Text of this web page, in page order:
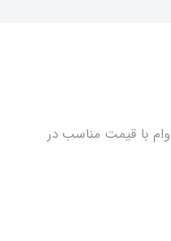
با قیمت مناسب در